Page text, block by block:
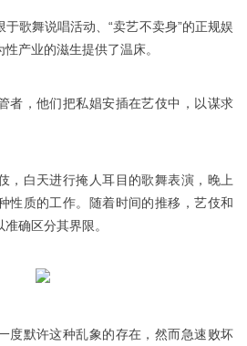
歌舞说唱活动、“卖艺不卖身”的正规娱
产业的滋生提供了温床。
者，他们把私娼安插在艺伎中，以谋求
，白天进行掩人耳目的歌舞表演，晚上
性质的工作。随着时间的推移，艺伎和
确区分其界限。
度默许这种乱象的存在，然而急速败坏